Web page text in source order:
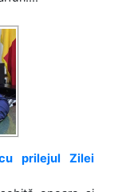
prilejul Zilei